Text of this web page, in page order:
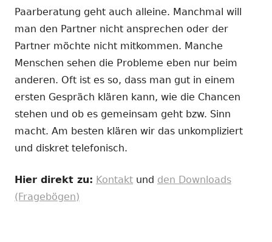
Paarberatung geht auch alleine. Manchmal will
man den Partner nicht ansprechen oder der
Partner möchte nicht mitkommen. Manche
Menschen sehen die Probleme eben nur beim
anderen. Oft ist es so, dass man gut in einem
ersten Gespräch klären kann, wie die Chancen
stehen und ob es gemeinsam geht bzw. Sinn
macht. Am besten klären wir das unkompliziert
und diskret telefonisch.
Hier direkt zu: Kontakt und den Downloads
(Fragebögen)